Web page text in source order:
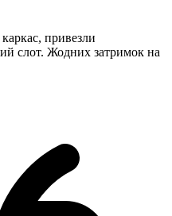
привезли
слот. Жодних затримок на